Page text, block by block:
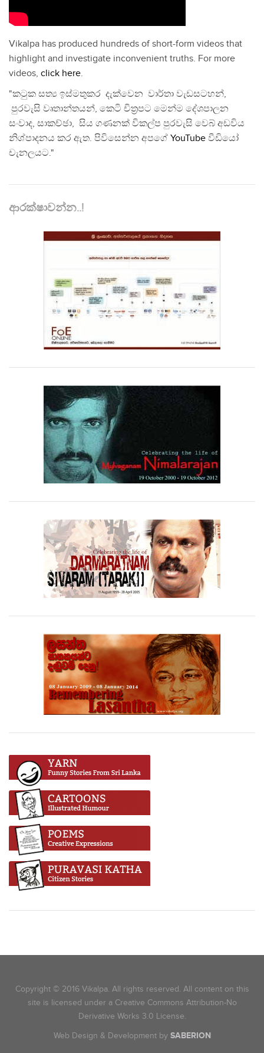
Vikalpa has produced hundreds of short-form videos that
highlight and investigate inconvenient truths. For more
videos, click here.
"කටුක සත්‍ය ඉස්මතුකර දැක්වෙන වාර්තා වැඩසටහන්,
පුරවැසි වෘතාන්තයන්, කෙටි චිත්‍රපට මෙන්ම දේශපාලන
සංවාද, සාකච්ඡා, සිය ගණනක් විකල්ප පුරවැසි වෙබ් අඩවිය
නිශ්පාදනය කර ඇත. පිවිසෙන්න අපගේ YouTube වීඩියෝ
චැනලයට."
ආරක්ෂාවන්න..!
Copyright © 2016 Vikalpa. All rights reserved. All content on this
site is licensed under a Creative Commons Attribution-No
Derivative Works 3.0 License.
Web Design & Development by SABERION